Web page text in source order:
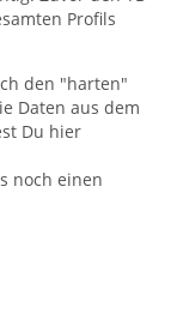
Profils
den "harten"
Daten aus dem
Du hier
noch einen